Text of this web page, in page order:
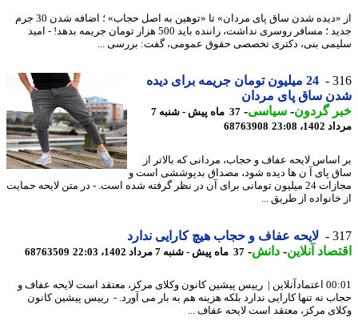
از «دیده شدن ساق پای مردان» تا «توهین به اصل حجاب» ؛ اضافه شدن 30 جرم
جدید ؛ مسافر روسری نداشت، راننده باید 500 هزار تومان جریمه بدهد! - امید
بنی، دکتری تخصصی حقوق عمومی، گفت: بررسی ...
24 میلیون تومان جریمه برای دیده
ساق پای مردان
گردون-سیاسی-
37 ماه پیش - شنبه 7
23:08
68763908
لایحه عفاف و حجاب، مردانی که بالاتر از
پای آ ن ها دیده شود، مصداق بدپوششی است و
مجازات 24 میلیون تومانی برای آن در نظر گرفته شده است. - در متن لایحه حمایت
از طریق ...
لایحه عفاف و حجاب هیچ کارایی ندارد
آنلاین-دانش -37 ماه پیش - شنبه 7 مرداد 1402، 22:03 68763509
00:01 اعتمادآنلاین | رییس پیشین کانون وکلای مرکز، معتقد است لایحه عفاف و
نه تنها کارایی ندارد بلکه هزینه هم به بار می آورد. - رییس پیشین کانون
مرکز، معتقد است لایحه عفاف ...